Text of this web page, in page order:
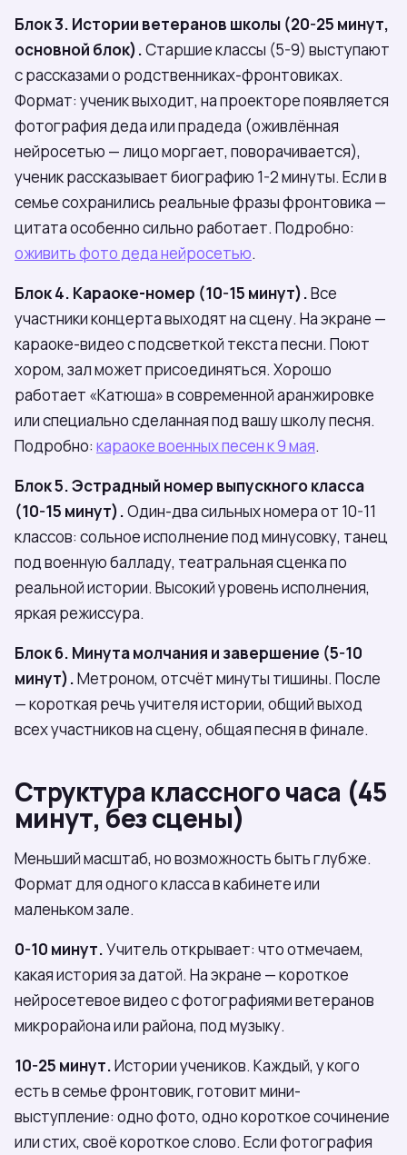
Блок 3. Истории ветеранов школы (20-25 минут,
основной блок).Старшие классы (5-9) выступают
с рассказами о родственниках-фронтовиках.
Формат: ученик выходит, на проекторе появляется
фотография деда или прадеда (оживлённая
нейросетью — лицо моргает, поворачивается),
ученик рассказывает биографию 1-2 минуты. Если в
семье сохранились реальные фразы фронтовика —
цитата особенно сильно работает. Подробно:
оживить фото деда нейросетью.
Блок 4. Караоке-номер (10-15 минут).Все
участники концерта выходят на сцену. На экране —
караоке-видео с подсветкой текста песни. Поют
хором, зал может присоединяться. Хорошо
работает «Катюша» в современной аранжировке
или специально сделанная под вашу школу песня.
Подробно: караоке военных песен к 9 мая.
Блок 5. Эстрадный номер выпускного класса
(10-15 минут).Один-два сильных номера от 10-11
классов: сольное исполнение под минусовку, танец
под военную балладу, театральная сценка по
реальной истории. Высокий уровень исполнения,
яркая режиссура.
Блок 6. Минута молчания и завершение (5-10
минут).Метроном, отсчёт минуты тишины. После
— короткая речь учителя истории, общий выход
всех участников на сцену, общая песня в финале.
Структура классного часа (45
минут, без сцены)
Меньший масштаб, но возможность быть глубже.
Формат для одного класса в кабинете или
маленьком зале.
0-10 минут.Учитель открывает: что отмечаем,
какая история за датой. На экране — короткое
нейросетевое видео с фотографиями ветеранов
микрорайона или района, под музыку.
10-25 минут.Истории учеников. Каждый, у кого
есть в семье фронтовик, готовит мини-
выступление: одно фото, одно короткое сочинение
или стих, своё короткое слово. Если фотография